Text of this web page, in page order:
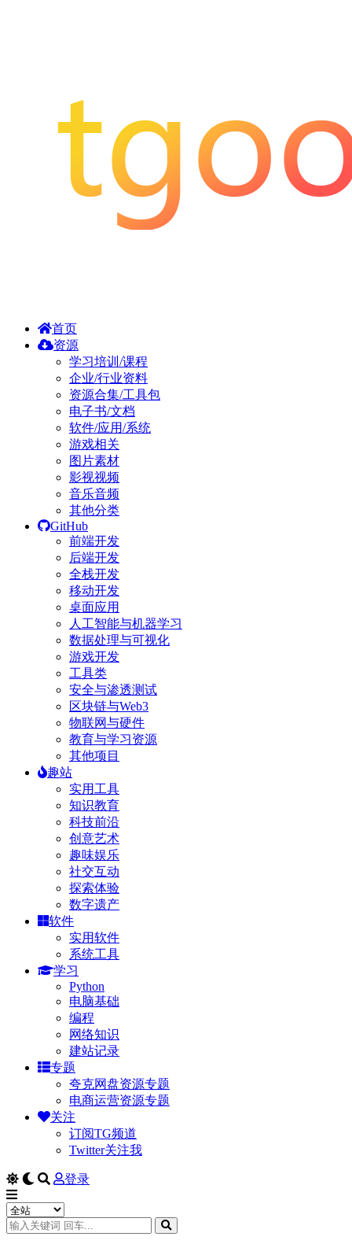
首页
资源
学习培训/课程
企业/行业资料
资源合集/工具包
电子书/文档
软件/应用/系统
游戏相关
图片素材
影视视频
音乐音频
其他分类
GitHub
前端开发
后端开发
全栈开发
移动开发
桌面应用
人工智能与机器学习
数据处理与可视化
游戏开发
工具类
安全与渗透测试
区块链与Web3
物联网与硬件
教育与学习资源
其他项目
趣站
实用工具
知识教育
科技前沿
创意艺术
趣味娱乐
社交互动
探索体验
数字遗产
软件
实用软件
系统工具
学习
Python
电脑基础
编程
网络知识
建站记录
专题
夸克网盘资源专题
电商运营资源专题
关注
订阅TG频道
Twitter关注我
登录